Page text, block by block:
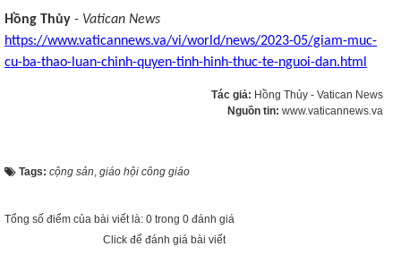
Hồng Thủy - Vatican News
https://www.vaticannews.va/vi/world/news/2023-05/giam-muc-
cu-ba-thao-luan-chinh-quyen-tinh-hinh-thuc-te-nguoi-dan.html
Tác giả: Hồng Thủy - Vatican News
Nguồn tin: www.vaticannews.va
Tags: cộng sản, giáo hội công giáo
Tổng số điểm của bài viết là: 0 trong 0 đánh giá
Click để đánh giá bài viết